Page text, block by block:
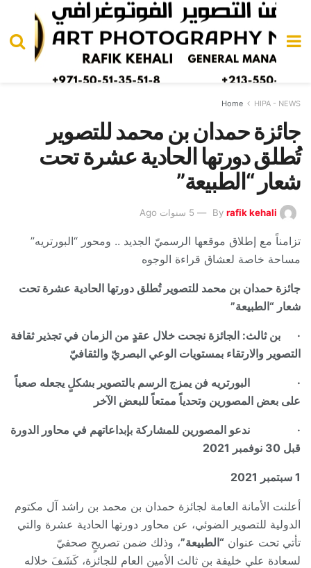
Home HIPA - NEWS
جائزة حمدان بن محمد للتصوير
تُطلق دورتها الحادية عشرة تحت
شعار “الطبيعة”
By rafik kehali 5 سنوات Ago
تزامناً مع إطلاق موقعها الرسميّ الجديد .. ومحور “البورتريه”
مساحة خاصة لعشاق قراءة الوجوه
جائزة حمدان بن محمد للتصوير تُطلق دورتها الحادية عشرة تحت
شعار “الطبيعة”
· بن ثالث: الجائزة نجحت خلال عقدٍ من الزمان في تجذير ثقافة
التصوير والارتقاء بمستويات الوعي البصريّ والثقافيّ
·
البورتريه فن يمزج الرسم بالتصوير بشكلٍ يجعله صعباً
على بعض المصورين وتحدياً ممتعاً للبعض الآخر
·
ندعو المصورين للمشاركة بإبداعاتهم في محاور الدورة
قبل 30 نوفمبر 2021
1 سبتمبر 2021
أعلنت الأمانة العامة لجائزة حمدان بن محمد بن راشد آل مكتوم
الدولية للتصوير الضوئي، عن محاور دورتها الحادية عشرة والتي
تأتي تحت عنوان “الطبيعة”، وذلك ضمن تصريحٍ صحفيّ
لسعادة علي خليفة بن ثالث الأمين العام للجائزة، كَشَفَ خلاله